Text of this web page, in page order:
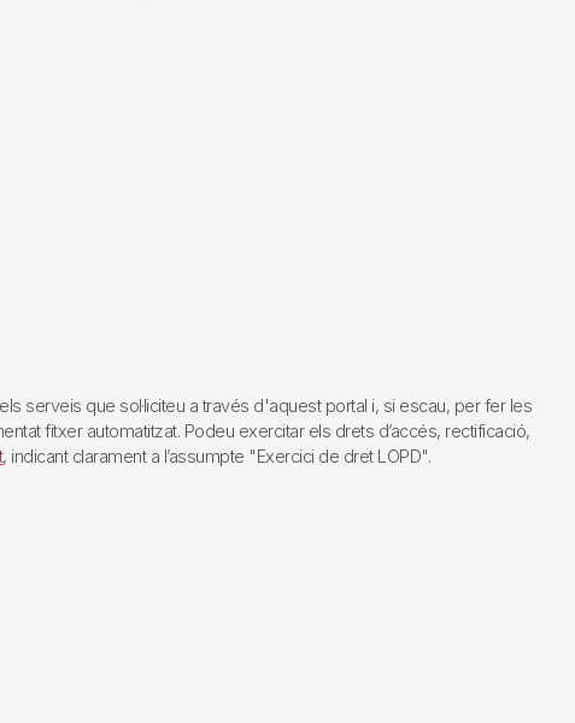
serveis que sol·liciteu a través d'aquest portal i, si escau, per fer les
fitxer automatitzat. Podeu exercitar els drets d’accés, rectificació,
, indicant clarament a l’assumpte "Exercici de dret LOPD".